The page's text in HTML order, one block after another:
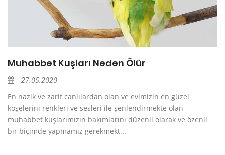
Muhabbet Kuşları Neden Ölür
27.05.2020
En nazik ve zarif canlılardan olan ve evimizin en güzel
köşelerini renkleri ve sesleri ile şenlendirmekte olan
muhabbet kuşlarımızın bakımlarını düzenli olarak ve özenli
bir biçimde yapmamız gerekmekt...